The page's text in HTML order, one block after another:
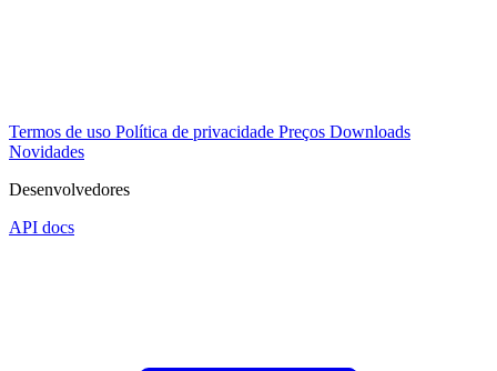
Termos de uso Política de privacidade Preços Downloads
Novidades
Desenvolvedores
API docs